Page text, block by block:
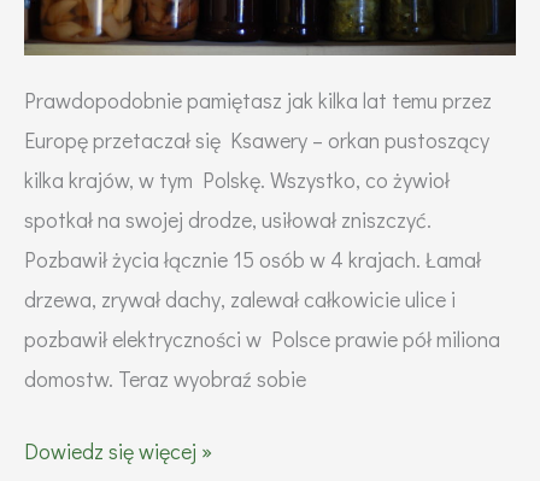
preppera
Prawdopodobnie pamiętasz jak kilka lat temu przez
Europę przetaczał się Ksawery – orkan pustoszący
kilka krajów, w tym Polskę. Wszystko, co żywioł
spotkał na swojej drodze, usiłował zniszczyć.
Pozbawił życia łącznie 15 osób w 4 krajach. Łamał
drzewa, zrywał dachy, zalewał całkowicie ulice i
pozbawił elektryczności w Polsce prawie pół miliona
domostw. Teraz wyobraź sobie
Jak
Dowiedz się więcej »